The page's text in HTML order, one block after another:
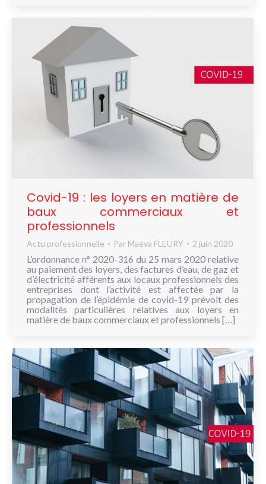
Covid-19 : les loyers en matière de
baux commerciaux et
professionnels
Actu professionnelle Par Maëva FLEURY 2 juin 2020
L’ordonnance n° 2020-316 du 25 mars 2020 relative
au paiement des loyers, des factures d’eau, de gaz et
d’électricité afférents aux locaux professionnels des
entreprises dont l’activité est affectée par la
propagation de l’épidémie de covid-19 prévoit des
modalités particulières relatives aux loyers en
matière de baux commerciaux et professionnels […]